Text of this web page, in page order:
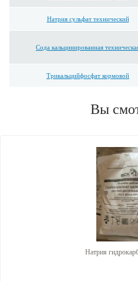
Натрия сульфат технический
Сода кальцинированная
Трикальцийфосфат кормовой
Вы
Натрия